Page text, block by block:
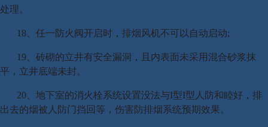
处理。
18、任一防火阀开启时，排烟风机不可以自动启动;
19、砖砌的立井有安全漏洞，且内表面未采用混合砂浆抹
平，立井底端未封。
20、地下室的消火栓系统设置没法与I型I型人防和睦好，排
出去的烟被人防门挡回等，伤害防排烟系统预期效果。